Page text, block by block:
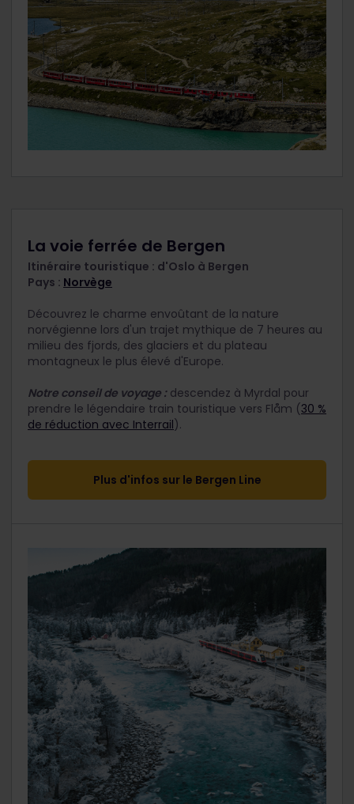
La voie ferrée de Bergen
Itinéraire touristique : d'Oslo à Bergen
Pays : Norvège
Découvrez le charme envoûtant de la nature
norvégienne lors d'un trajet mythique de 7 heures au
milieu des fjords, des glaciers et du plateau
montagneux le plus élevé d'Europe.
Notre conseil de voyage :descendez à Myrdal pour
prendre le légendaire train touristique vers Flåm (30 %
de réduction avec Interrail).
Plus d'infos sur le Bergen Line